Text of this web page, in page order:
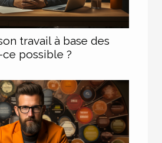
travail à base des
possible ?